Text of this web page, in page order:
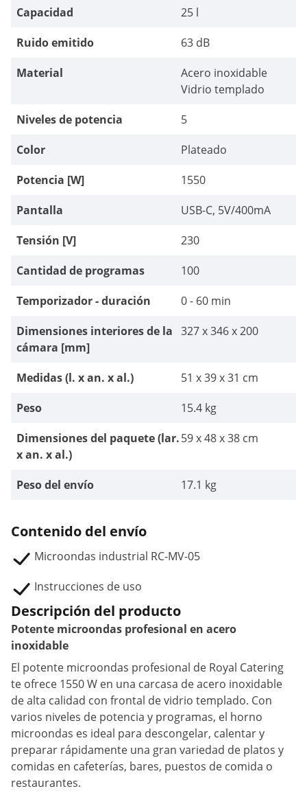
Capacidad
25 l
Ruido emitido
63 dB
Material
Acero inoxidable
Vidrio templado
Niveles de potencia
5
Color
Plateado
Potencia [W]
1550
Pantalla
USB-C, 5V/400mA
Tensión [V]
230
Cantidad de programas
100
Temporizador - duración
0 - 60 min
Dimensiones interiores de la
cámara [mm]
327 x 346 x 200
Medidas (l. x an. x al.)
51 x 39 x 31 cm
Peso
15.4 kg
Dimensiones del paquete (lar.
x an. x al.)
59 x 48 x 38 cm
Peso del envío 17.1 kg
Contenido del envío
Microondas industrial RC-MV-05
Instrucciones de uso
Descripción del producto
Potente microondas profesional en acero
inoxidable
El potente microondas profesional de Royal Catering
te ofrece 1550 W en una carcasa de acero inoxidable
de alta calidad con frontal de vidrio templado. Con
varios niveles de potencia y programas, el horno
microondas es ideal para descongelar, calentar y
preparar rápidamente una gran variedad de platos y
comidas en cafeterías, bares, puestos de comida o
restaurantes.